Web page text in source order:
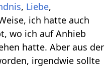
, Liebe,
ich hatte auch
wo ich auf Anhieb
hatte. Aber aus der
irgendwie sollte